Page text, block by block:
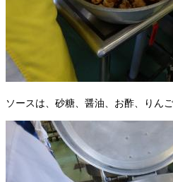
ソースは、砂糖、醤油、お酢、りん